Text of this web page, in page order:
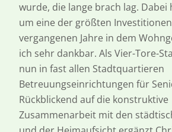
wurde, die lange brach lag. Dabei
um eine der größten
vergangenen Jahre in dem
ich sehr dankbar. Als Vier-Tore-
nun in fast allen Stadtquartieren
Betreuungseinrichtungen für
Rückblickend auf die konstruktive
Zusammenarbeit mit den